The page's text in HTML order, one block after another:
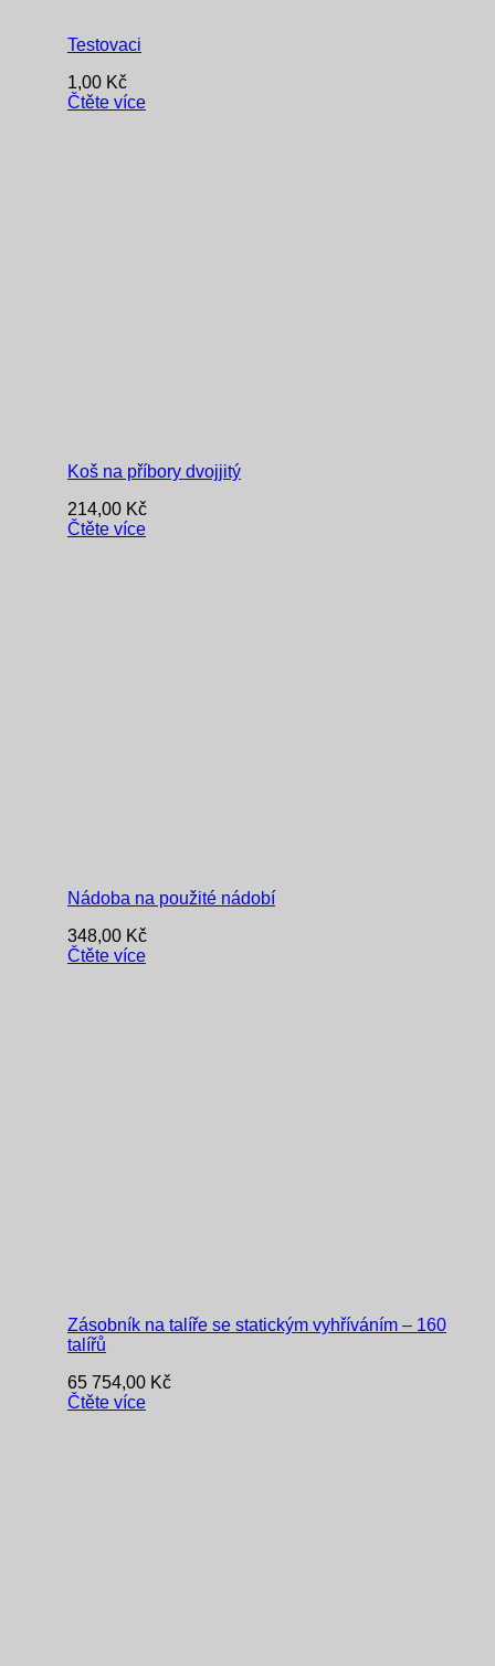
Testovaci
1,00 Kč
Čtěte více
Koš na příbory dvojjitý
214,00 Kč
Čtěte více
Nádoba na použité nádobí
348,00 Kč
Čtěte více
Zásobník na talíře se statickým vyhříváním – 160
talířů
65 754,00 Kč
Čtěte více